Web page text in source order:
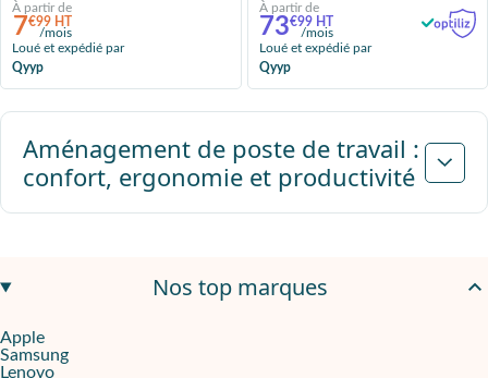
À partir de
7€99 HT
/mois
Loué et expédié par
Qyyp
À partir de
73€99 HT
/mois
Loué et expédié par
Qyyp
Suivant
Aménagement de poste de travail :
confort, ergonomie et productivité
Nos top marques
Apple
Samsung
Lenovo